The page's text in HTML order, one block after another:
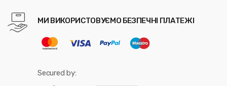
МИ ВИКОРИСТОВУЄМО БЕЗПЕЧНІ ПЛАТЕЖІ
Secured by: